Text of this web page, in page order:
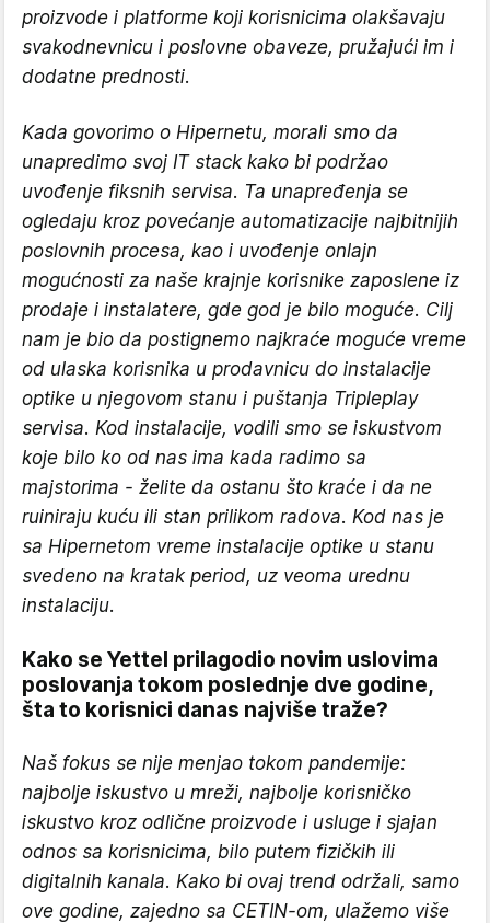
proizvode i platforme koji korisnicima olakšavaju
svakodnevnicu i poslovne obaveze, pružajući im i
dodatne prednosti.
Kada govorimo o Hipernetu, morali smo da
unapredimo svoj IT stack kako bi podržao
uvođenje fiksnih servisa. Ta unapređenja se
ogledaju kroz povećanje automatizacije najbitnijih
poslovnih procesa, kao i uvođenje onlajn
mogućnosti za naše krajnje korisnike zaposlene iz
prodaje i instalatere, gde god je bilo moguće. Cilj
nam je bio da postignemo najkraće moguće vreme
od ulaska korisnika u prodavnicu do instalacije
optike u njegovom stanu i puštanja Tripleplay
servisa. Kod instalacije, vodili smo se iskustvom
koje bilo ko od nas ima kada radimo sa
majstorima - želite da ostanu što kraće i da ne
ruiniraju kuću ili stan prilikom radova. Kod nas je
sa Hipernetom vreme instalacije optike u stanu
svedeno na kratak period, uz veoma urednu
instalaciju.
Kako se Yettel prilagodio novim uslovima
poslovanja tokom poslednje dve godine,
šta to korisnici danas najviše traže?
Naš fokus se nije menjao tokom pandemije:
najbolje iskustvo u mreži, najbolje korisničko
iskustvo kroz odlične proizvode i usluge i sjajan
odnos sa korisnicima, bilo putem fizičkih ili
digitalnih kanala. Kako bi ovaj trend održali, samo
ove godine, zajedno sa CETIN-om, ulažemo više